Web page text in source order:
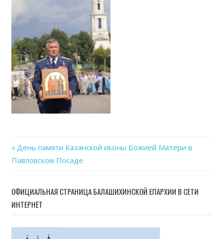
Навигация
записям
Previous
Post:
День памяти Казанской иконы Божией Матери в
Павловском Посаде
ОФИЦИАЛЬНАЯ СТРАНИЦА БАЛАШИХИНСКОЙ ЕПАРХИИ В СЕТИ
ИНТЕРНЕТ